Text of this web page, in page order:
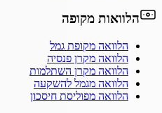
הלוואות מקופה
הלוואה מקופת גמל
הלוואה מקרן פנסיה
הלוואה מקרן השתלמות
הלוואה מגמל להשקעה
הלוואה מפוליסת חיסכון